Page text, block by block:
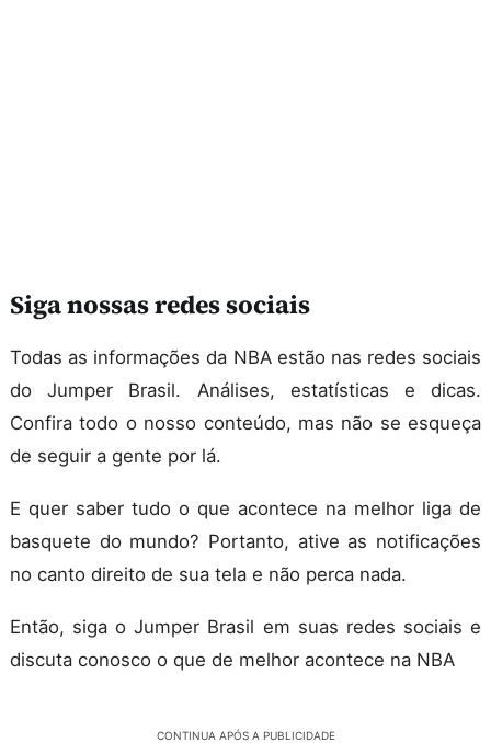
Siga nossas redes sociais
Todas as informações da NBA estão nas redes sociais
do Jumper Brasil. Análises, estatísticas e dicas.
Confira todo o nosso conteúdo, mas não se esqueça
de seguir a gente por lá.
E quer saber tudo o que acontece na melhor liga de
basquete do mundo? Portanto, ative as notificações
no canto direito de sua tela e não perca nada.
Então, siga o Jumper Brasil em suas redes sociais e
discuta conosco o que de melhor acontece na NBA
CONTINUA APÓS A PUBLICIDADE